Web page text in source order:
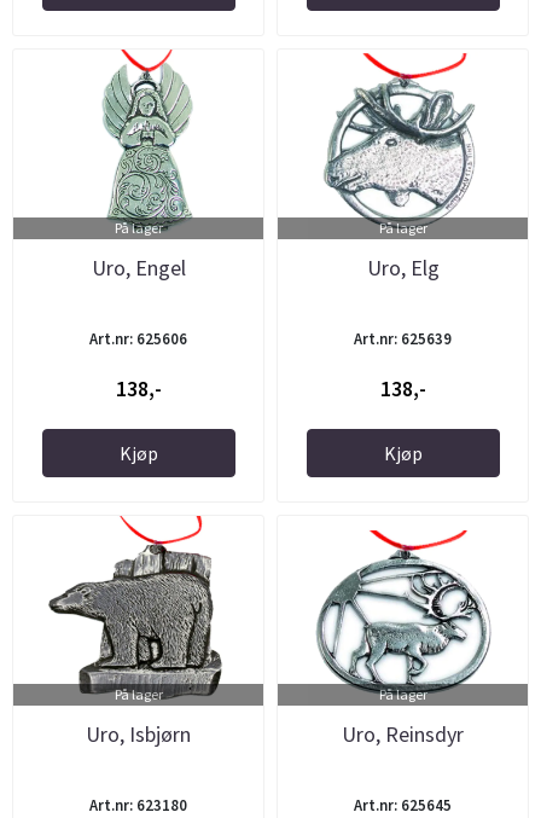
På lager
Uro, Engel
Art.nr: 625606
138,-
Kjøp
På lager
Uro, Elg
Art.nr: 625639
138,-
Kjøp
På lager
Uro, Isbjørn
Art.nr: 623180
På lager
Uro, Reinsdyr
Art.nr: 625645